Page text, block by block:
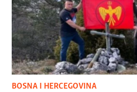
BOSNA I HERCEGOVINA